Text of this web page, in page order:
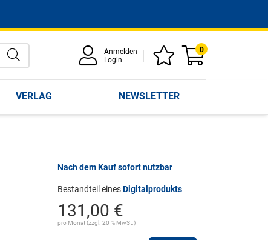
Anmelden
Login
0
VERLAG NEWSLETTER
Nach dem Kauf sofort nutzbar
Bestandteil einesDigitalprodukts
131,00 €
pro Monat (zzgl. 20 % MwSt.)